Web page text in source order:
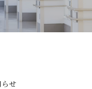
せ